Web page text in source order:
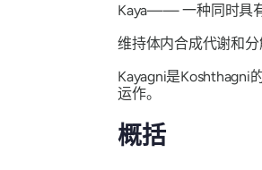
Kaya——一种同时具
维持体内合成代谢和
Kayagni是Kosht​​hagni
运作。
概括